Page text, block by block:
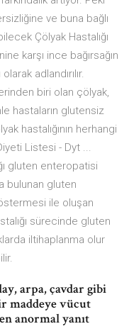
ve buna bağlı
Çölyak Hastalığı
karşı ince bağırsağın
adlandırılır.
biri olan çölyak,
hastaların glutensiz
hastalığının herhangi
Listesi - Dyt ...
gluten enteropatisi
bulunan gluten
ile oluşan
sürecinde gluten
iltihaplanma olur
arpa, çavdar gibi
maddeye vücut
anormal yanıt